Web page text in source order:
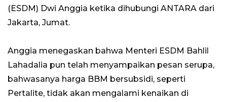
(ESDM) Dwi Anggia ketika dihubungi ANTARA dari
Jakarta, Jumat.
Anggia menegaskan bahwa Menteri ESDM Bahlil
Lahadalia pun telah menyampaikan pesan serupa,
bahwasanya harga BBM bersubsidi, seperti
Pertalite, tidak akan mengalami kenaikan di